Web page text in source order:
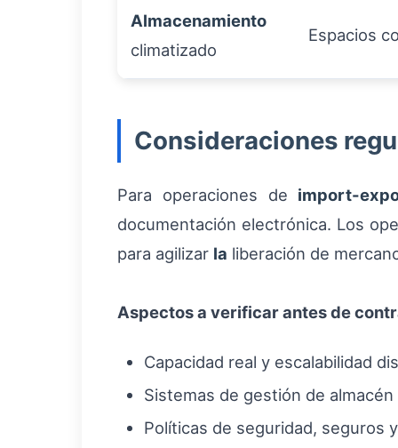
Almacenamiento
climatizado
Espacios
Consideraciones
Para operaciones de import-
documentación electrónica. Los
para agilizar la liberación de
Aspectos a verificar antes de
Capacidad real y escalabilidad
Sistemas de gestión de
Políticas de seguridad, seguros